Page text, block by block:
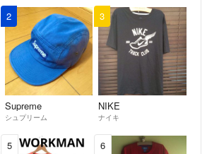
2
Supreme
シュプリーム
3
NIKE
ナイキ
5 6